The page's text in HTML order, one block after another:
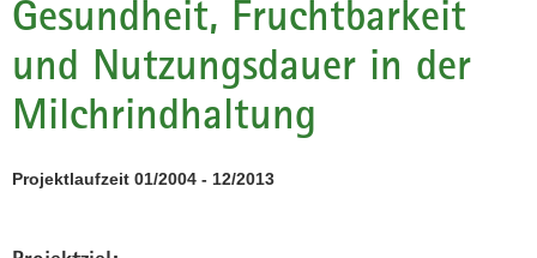
a
v
i
g
Gesundheit, Fruchtbarkeit
und Nutzungsdauer in der
Milchrindhaltung
Projektlaufzeit 01/2004 - 12/2013